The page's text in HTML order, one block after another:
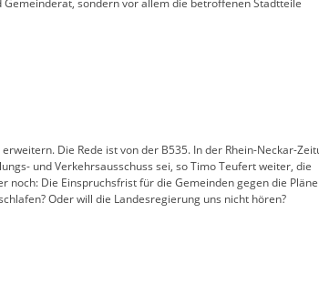
sondern vor allem die betroffenen Stadtteile
Die Rede ist von der B535. In der Rhein-Neckar-
und Verkehrsausschuss sei, so Timo Teufert weiter, die
Die Einspruchsfrist für die Gemeinden gegen die
Oder will die Landesregierung uns nicht hören?